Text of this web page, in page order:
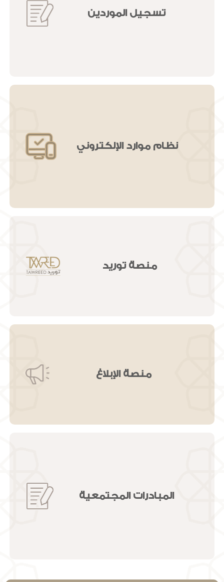
تسجيل الموردين
نظام موارد الإلكتروني
منصة توريد
منصة الإبلاغ
المبادرات المجتمعية